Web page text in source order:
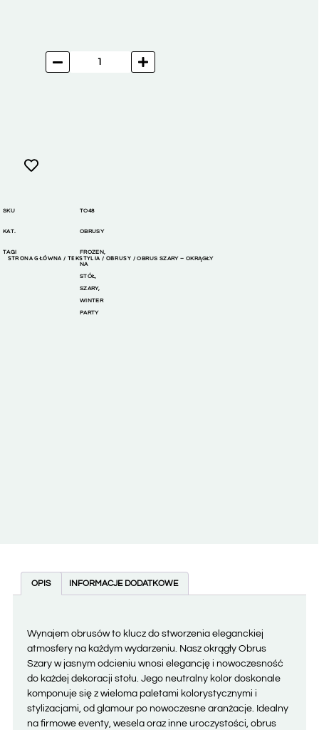
SKU TO48
KAT. OBRUSY
TAGI FROZEN,
NA
STÓŁ,
SZARY,
WINTER
PARTY
STRONA GŁÓWNA /TEKSTYLIA / OBRUSY / OBRUS SZARY – OKRĄGŁY
OPIS INFORMACJE DODATKOWE
Wynajem obrusów to klucz do stworzenia eleganckiej
atmosfery na każdym wydarzeniu. Nasz okrągły Obrus
Szary w jasnym odcieniu wnosi elegancję i nowoczesność
do każdej dekoracji stołu. Jego neutralny kolor doskonale
komponuje się z wieloma paletami kolorystycznymi i
stylizacjami, od glamour po nowoczesne aranżacje. Idealny
na firmowe eventy, wesela oraz inne uroczystości, obrus